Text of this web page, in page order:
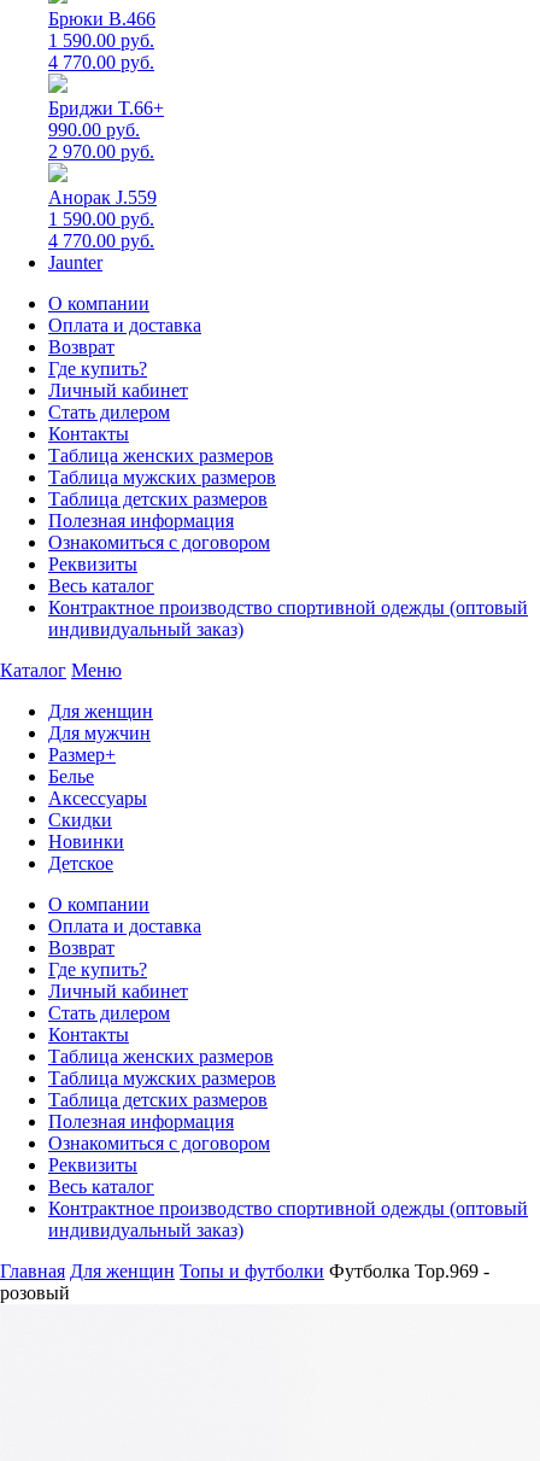
Брюки B.466
1 590.00 руб.
4 770.00 руб.
Бриджи T.66+
990.00 руб.
2 970.00 руб.
Анорак J.559
1 590.00 руб.
4 770.00 руб.
Jaunter
О компании
Оплата и доставка
Возврат
Где купить?
Личный кабинет
Стать дилером
Контакты
Таблица женских размеров
Таблица мужских размеров
Таблица детских размеров
Полезная информация
Ознакомиться с договором
Реквизиты
Весь каталог
Контрактное производство спортивной одежды (оптовый
индивидуальный заказ)
Каталог Меню
Для женщин
Для мужчин
Размер+
Белье
Аксессуары
Скидки
Новинки
Детское
О компании
Оплата и доставка
Возврат
Где купить?
Личный кабинет
Стать дилером
Контакты
Таблица женских размеров
Таблица мужских размеров
Таблица детских размеров
Полезная информация
Ознакомиться с договором
Реквизиты
Весь каталог
Контрактное производство спортивной одежды (оптовый
индивидуальный заказ)
Главная Для женщин Топы и футболки Футболка Top.969 -
розовый